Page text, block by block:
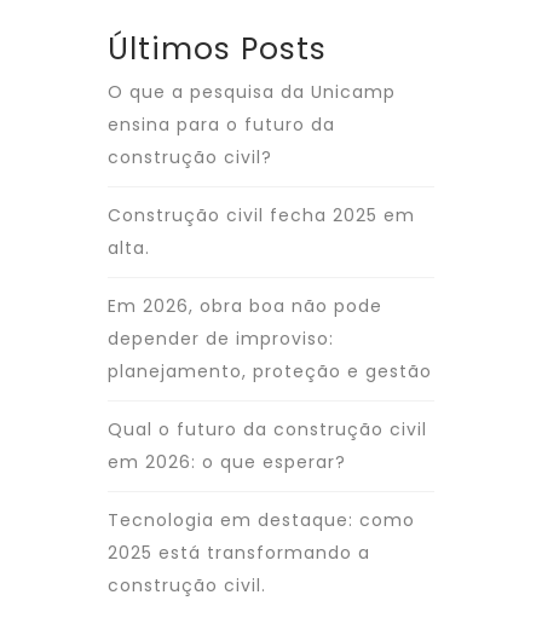
Últimos Posts
O que a pesquisa da Unicamp
ensina para o futuro da
construção civil?
Construção civil fecha 2025 em
alta.
Em 2026, obra boa não pode
depender de improviso:
planejamento, proteção e gestão
Qual o futuro da construção civil
em 2026: o que esperar?
Tecnologia em destaque: como
2025 está transformando a
construção civil.